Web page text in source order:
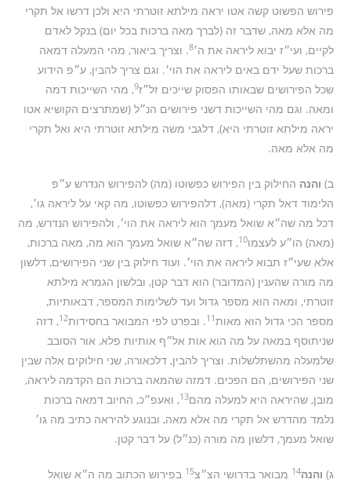
פירוש הפשוט קשה אטו יראה מילתא זוטרתי היא ולכן דרשו אל תקרי
מה אלא מאה, שדבר זה (לברך מאה ברכות בכל יום) בנקל לאדם
לקיים, ועי״ז יבוא ליראה את ה׳8. וצריך ביאור, מהי המעלה דמאה
ברכות שעל ידם באים ליראה את הוי׳. וגם צריך להבין, ע״פ הידוע
שכל הפירושים שבאותו הפסוק שייכים זל״ז9, מהי השייכות דמה
ומאה. וגם מהי השייכות דשני פירושים הנ״ל (שמתרצים הקושיא אטו
יראה מילתא זוטרתי היא), דלגבי משה מילתא זוטרתי היא ואל תקרי
מה אלא מאה.
ב) והנה החילוק בין הפירוש כפשוטו (מה) להפירוש הנדרש ע״פ
הלימוד דאל תקרי (מאה), דלהפירוש כפשוטו, מה קאי על ליראה גו׳,
דכל מה שה״א שואל מעמך הוא ליראה את הוי׳, ולהפירוש הנדרש, מה
(מאה) הו״ע לעצמו10, דזה שה״א שואל מעמך הוא מה, מאה ברכות,
אלא שעי״ז תבוא ליראה את הוי׳. ועוד חילוק בין שני הפירושים, דלשון
מה מורה שהענין (המדובר) הוא דבר קטן, ובלשון הגמרא מילתא
זוטרתי, ומאה הוא מספר גדול ועד לשלימות המספר, דבאותיות,
מספר הכי גדול הוא מאות11. ובפרט לפי המבואר בחסידות12, דזה
שניתוסף במאה על מה הוא אות אל״ף אותיות פלא, אור הסובב
שלמעלה מהשתלשלות. וצריך להבין, דלכאורה, שני חילוקים אלה שבין
שני הפירושים, הם הפכים. דמזה שהמאה ברכות הם הקדמה ליראה,
מובן, שהיראה היא למעלה מהם13, ואעפ״כ, החיוב דמאה ברכות
נלמד מהדרש אל תקרי מה אלא מאה, ובנוגע להיראה כתיב מה גו׳
שואל מעמך, דלשון מה מורה (כנ״ל) על דבר קטן.
ג) והנה14 מבואר בדרושי הצ״צ15 בפירוש הכתוב מה ה״א שואל